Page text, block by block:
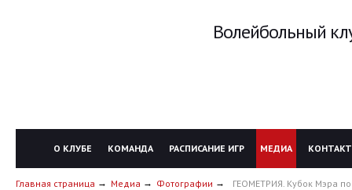
Волейбольный
О КЛУБЕ КОМАНДА РАСПИСАНИЕ ИГР МЕДИА
Главная страница Медиа Фотографии ГЕОМЕТРИЯ. Кубок Мэра